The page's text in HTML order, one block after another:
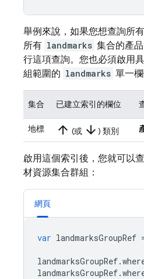
舉例來說，如果您想查詢所
所有 landmarks 集合的產
行這項查詢。您也必須啟用
組範圍的 landmarks 單一
集合 已建立索引的欄位
地標 arrow_upward (或 arrow_downward ) 類別
啟用這個索引後，您就可以
材資源集合群組：
網頁
var landmarksGroupRef
landmarksGroupRef.
landmarksGroupRef.